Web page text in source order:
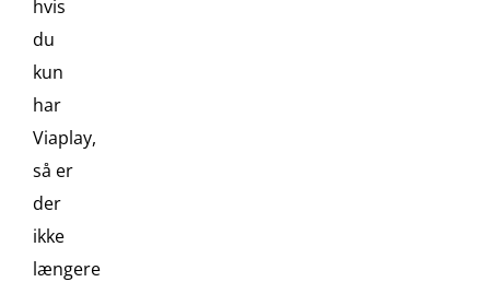
hvis
du
kun
har
Viaplay,
så er
der
ikke
længere